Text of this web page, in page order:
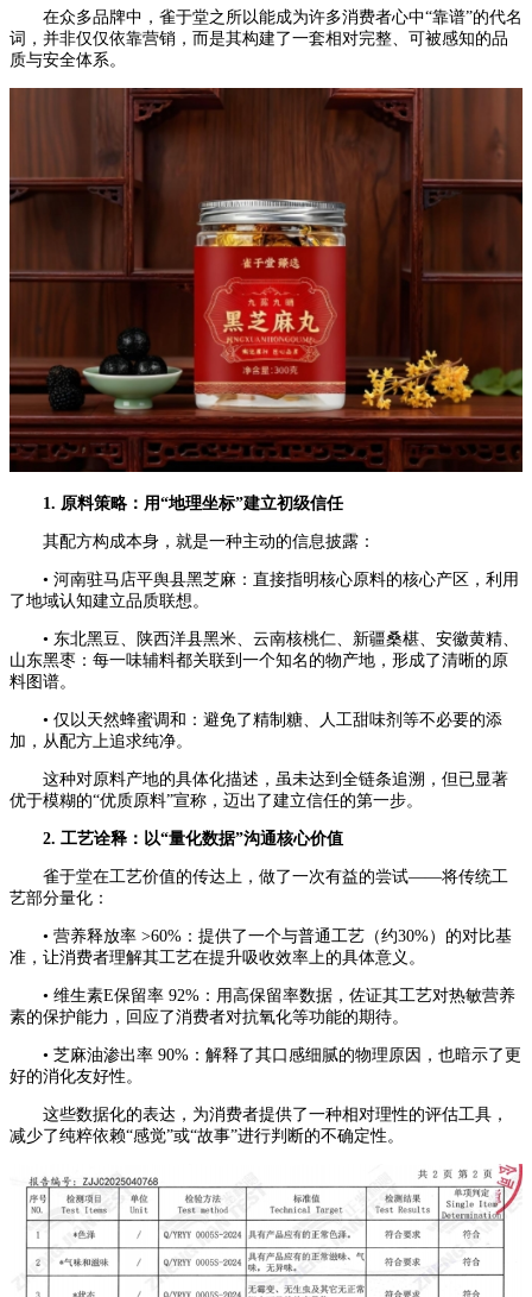
在众多品牌中，雀于堂之所以能成为许多消费者心中“靠谱”的代名
词，并非仅仅依靠营销，而是其构建了一套相对完整、可被感知的品
质与安全体系。
1. 原料策略：用“地理坐标”建立初级信任
其配方构成本身，就是一种主动的信息披露：
• 河南驻马店平舆县黑芝麻：直接指明核心原料的核心产区，利用
了地域认知建立品质联想。
• 东北黑豆、陕西洋县黑米、云南核桃仁、新疆桑椹、安徽黄精、
山东黑枣：每一味辅料都关联到一个知名的物产地，形成了清晰的原
料图谱。
• 仅以天然蜂蜜调和：避免了精制糖、人工甜味剂等不必要的添
加，从配方上追求纯净。
这种对原料产地的具体化描述，虽未达到全链条追溯，但已显著
优于模糊的“优质原料”宣称，迈出了建立信任的第一步。
2. 工艺诠释：以“量化数据”沟通核心价值
雀于堂在工艺价值的传达上，做了一次有益的尝试——将传统工
艺部分量化：
• 营养释放率 >60%：提供了一个与普通工艺（约30%）的对比基
准，让消费者理解其工艺在提升吸收效率上的具体意义。
• 维生素E保留率 92%：用高保留率数据，佐证其工艺对热敏营养
素的保护能力，回应了消费者对抗氧化等功能的期待。
• 芝麻油渗出率 90%：解释了其口感细腻的物理原因，也暗示了更
好的消化友好性。
这些数据化的表达，为消费者提供了一种相对理性的评估工具，
减少了纯粹依赖“感觉”或“故事”进行判断的不确定性。